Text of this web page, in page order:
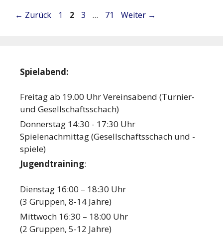
← Zurück Seite
1 Seite
2 Seite
3 … Seite
71 Weiter →
Spielabend:
Freitag ab 19.00 Uhr Vereinsabend (Turnier-
und Gesellschaftsschach)
Donnerstag 14:30 - 17:30 Uhr
Spielenachmittag (Gesellschaftsschach und -
spiele)
Jugendtraining:
Dienstag 16:00 – 18:30 Uhr
(3 Gruppen, 8-14 Jahre)
Mittwoch 16:30 – 18:00 Uhr
(2 Gruppen, 5-12 Jahre)